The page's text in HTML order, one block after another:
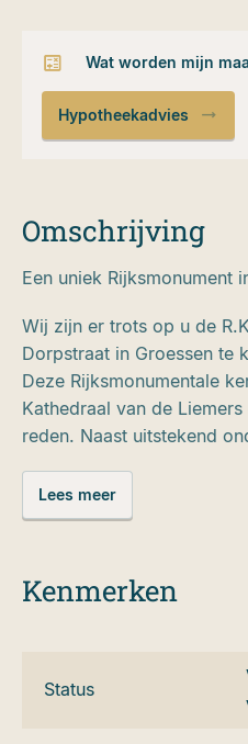
Wat worden mijn
Hypotheekadvies
Omschrijving
Een uniek Rijksmonument
Wij zijn er trots op u de
Dorpstraat in Groessen te
Deze Rijksmonumentale
Kathedraal van de
reden. Naast uitstekend
1150-1180 dateren, van
biedt het de gelukkige
zijn uiteraard ook
‘Maatschappelijke
Lees meer
Kenmerken
Status